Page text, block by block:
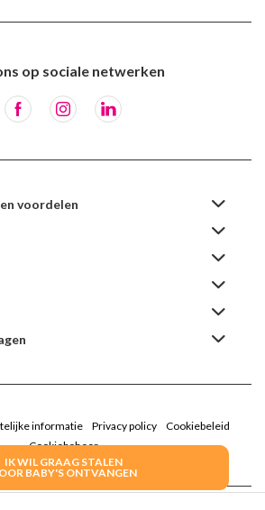
IK WIL GRAAG STALEN
BABY'S ONTVANGEN
op sociale netwerken
voordelen
informatie Privacy policy
Cookiebeleid
Cookiebeheer